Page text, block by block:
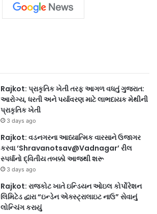
Rajkot: પ્રાકૃતિક ખેતી તરફ આગળ વધતું ગુજરાત:
આરોગ્ય, ધરતી અને પર્યાવરણ માટે લાભદાયક મેથીની
પ્રાકૃતિક ખેતી
3 days ago
Rajkot: વડનગરના આધ્યાત્મિક વારસાને ઉજાગર
કરવા ‘Shravanotsav@Vadnagar’ રીલ
સ્પર્ધાનો દ્વિતીય તબક્કો આજથી શરૂ
3 days ago
Rajkot: રાજકોટ ખાતે ઇન્ડિયન ઓઇલ કોર્પોરેશન
લિમિટેડ દ્વારા “ઇન્ડેન એક્સ્ટ્રાલાઇટ નાઉ” સેવાનું
લોન્ચિંગ કરાયું